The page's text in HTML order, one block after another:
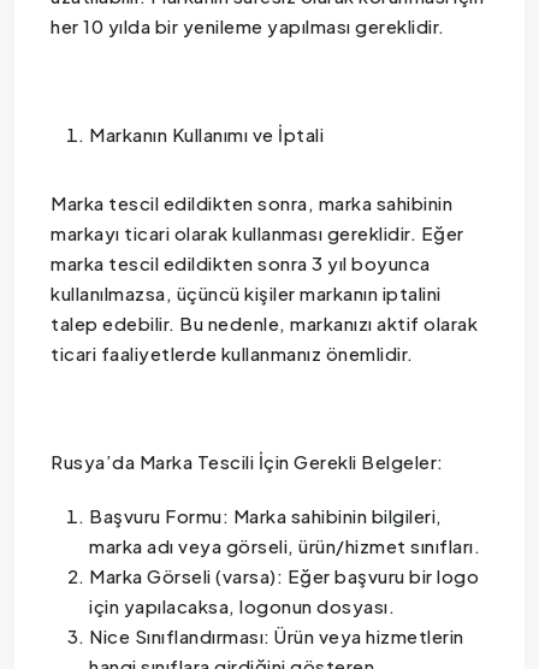
her 10 yılda bir yenileme yapılması gereklidir.
Markanın Kullanımı ve İptali
Marka tescil edildikten sonra, marka sahibinin
markayı ticari olarak kullanması gereklidir. Eğer
marka tescil edildikten sonra 3 yıl boyunca
kullanılmazsa, üçüncü kişiler markanın iptalini
talep edebilir. Bu nedenle, markanızı aktif olarak
ticari faaliyetlerde kullanmanız önemlidir.
Rusya’da Marka Tescili İçin Gerekli Belgeler:
Başvuru Formu: Marka sahibinin bilgileri,
marka adı veya görseli, ürün/hizmet sınıfları.
Marka Görseli (varsa): Eğer başvuru bir logo
için yapılacaksa, logonun dosyası.
Nice Sınıflandırması: Ürün veya hizmetlerin